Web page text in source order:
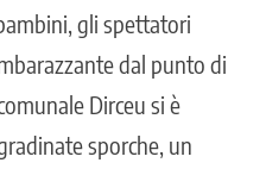
gli spettatori
dal punto di
Dirceu si è
sporche, un